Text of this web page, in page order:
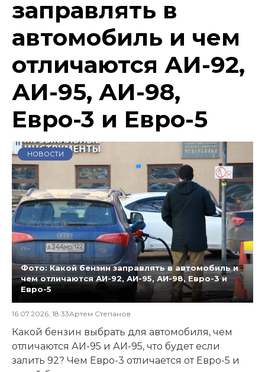
заправлять в
автомобиль и чем
отличаются АИ-92,
АИ-95, АИ-98,
Евро-3 и Евро-5
НОВОСТИ
Фото: Какой бензин заправлять в автомобиль и
чем отличаются АИ-92, АИ-95, АИ-98, Евро-3 и
Евро-5
16.07.2026, 18:33Артем Степанов
Какой бензин выбрать для автомобиля, чем
отличаются АИ-95 и АИ-95, что будет если
залить 92? Чем Евро-3 отличается от Евро-5 и